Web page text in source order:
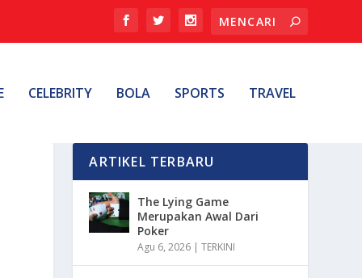
CELEBRITY BOLA SPORTS TRAVEL
ARTIKEL TERBARU
The Lying Game
Merupakan Awal Dari
Poker
Agu 6, 2026 |TERKINI